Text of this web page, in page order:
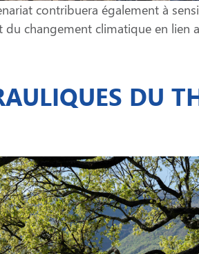
contribuera également à
du changement climatique en lien
DU